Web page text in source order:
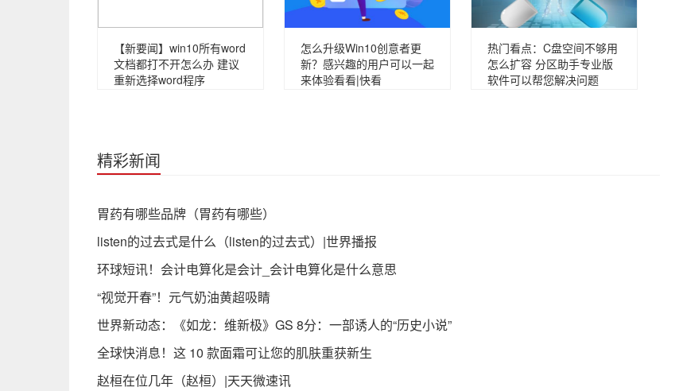
【新要闻】win10所有word
文档都打不开怎么办 建议
重新选择word程序
怎么升级Win10创意者更
新？感兴趣的用户可以一起
来体验看看|快看
热门看点：C盘空间不够用
怎么扩容 分区助手专业版
软件可以帮您解决问题
精彩新闻
胃药有哪些品牌（胃药有哪些）
listen的过去式是什么（listen的过去式）|世界播报
环球短讯！会计电算化是会计_会计电算化是什么意思
“视觉开春”！元气奶油黄超吸睛
世界新动态：《如龙：维新极》GS 8分：一部诱人的“历史小说”
全球快消息！这 10 款面霜可让您的肌肤重获新生
赵桓在位几年（赵桓）|天天微速讯